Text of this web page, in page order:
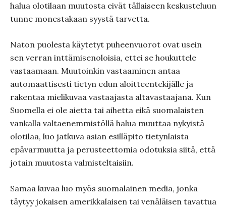
halua olotilaan muutosta eivät tällaiseen keskusteluun
tunne monestakaan syystä tarvetta.
Naton puolesta käytetyt puheenvuorot ovat usein
sen verran inttämisenoloisia, ettei se houkuttele
vastaamaan. Muutoinkin vastaaminen antaa
automaattisesti tietyn edun aloitteentekijälle ja
rakentaa mielikuvaa vastaajasta altavastaajana. Kun
Suomella ei ole aietta tai aihetta eikä suomalaisten
vankalla valtaenemmistöllä halua muuttaa nykyistä
olotilaa, luo jatkuva asian esilläpito tietynlaista
epävarmuutta ja perusteettomia odotuksia siitä, että
jotain muutosta valmisteltaisiin.
Samaa kuvaa luo myös suomalainen media, jonka
täytyy jokaisen amerikkalaisen tai venäläisen tavattua